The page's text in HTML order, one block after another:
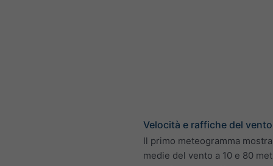
Velocità e raffiche del vento
Il primo meteogramma
medie del vento a 10 e 80